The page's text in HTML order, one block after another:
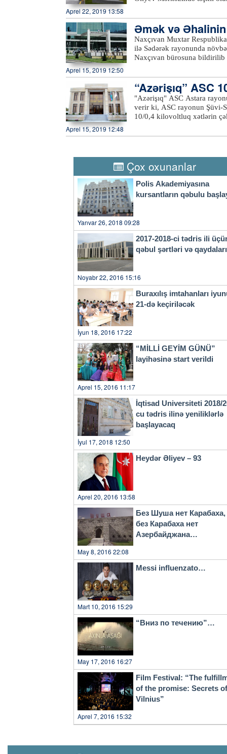
Komitəsi fəaliyyət prinsipinə
çevik olaraq cavablandırır.
Qəbul zamanı komitənin
dövlət əmlakının
kimi müraciətlərə
müəyyənləşdirilməsi, ünvan
Aprel 22, 2019 13:58
Əmək və
ığı ilə…
Naxçıvan Muxtar
ilə Sədərək rayonunda
Naxçıvan bürosuna
Bildirib ki, “2016-2020-ci
artırılması üzrə Dövlət
respublikada yeni iş
yüksəldilməsinə öz
Hüseynov vurğulayıb ki,
fəallığın yüksəldilməsi
çıxarıldığı tədbirdə 13
Aprel 15, 2019 12:50
“Azərişıq” ASC
"Azərişıq" ASC Astara
verir ki, ASC rayonun Şüvi-
10/0,4 kilovoltluq xətlərin
Aprel 15, 2019 12:48
Çox oxunanlar
Polis Akademiyasına
kursantların qəbulu
Yanvar 26, 2018 09:28
2017-2018-ci tədris ili
qəbul şərtləri və
Noyabr 22, 2016 15:16
Buraxılış imtahanları
21-də keçiriləcək
İyun 18, 2016 17:22
“MİLLİ GEYİM GÜNÜ”
layihəsinə start verildi
Aprel 15, 2016 11:17
İqtisad Universiteti 2018/
cu tədris ilinə yeniliklərlə
başlayacaq
İyul 17, 2018 12:50
Heydər Əliyev – 93
Aprel 20, 2016 13:58
Без Шуша нет Карабаха,
без Карабаха нет
Азербайджана…
May 8, 2016 22:08
Messi influenzato…
Mart 10, 2016 15:29
“Вниз по течению”…
May 17, 2016 16:27
Film Festival: “The
of the promise: Secrets of
Vilnius”
Aprel 7, 2016 15:32